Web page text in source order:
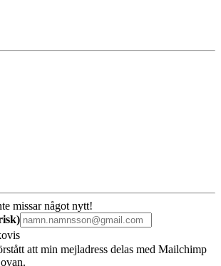
missar något nytt!
att min mejladress delas med Mailchimp